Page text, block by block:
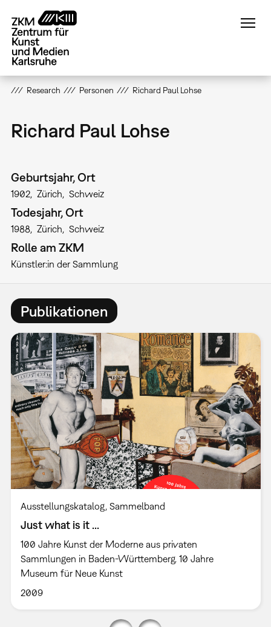
zum
Inhalt
Research Personen Richard Paul Lohse
Richard Paul Lohse
Geburtsjahr, Ort
1902 Zürich Schweiz
Todesjahr, Ort
1988 Zürich Schweiz
Rolle am ZKM
Künstler:in der Sammlung
Publikationen
Ausstellungskatalog Sammelband
Just what is it ...
100 Jahre Kunst der Moderne aus privaten
Sammlungen in Baden-Württemberg. 10 Jahre
Museum für Neue Kunst
2009